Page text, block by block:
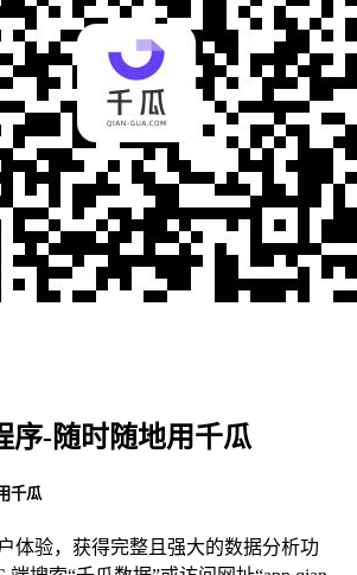
序-随时随地用千瓜
千瓜
体验，获得完整且强大的数据分析功